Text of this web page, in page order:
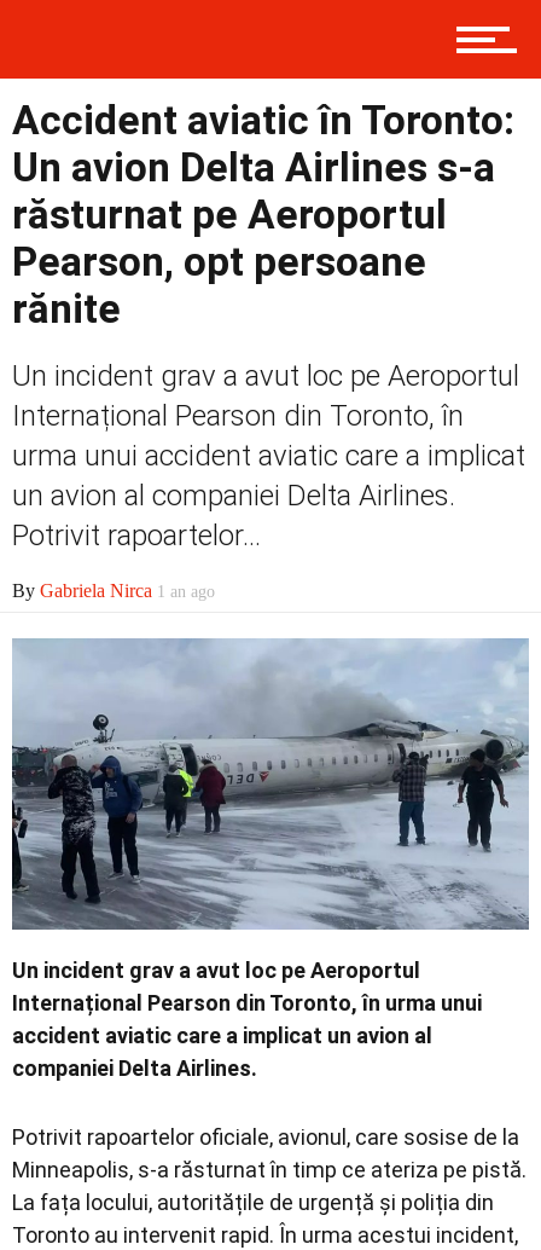
Prima
Social
Accident aviatic în Toronto:
Un avion Delta Airlines s-a
răsturnat pe Aeroportul
Pearson, opt persoane
rănite
Un incident grav a avut loc pe Aeroportul
Internațional Pearson din Toronto, în
urma unui accident aviatic care a implicat
un avion al companiei Delta Airlines.
Potrivit rapoartelor...
By Gabriela Nirca 1 an ago
Un incident grav a avut loc pe Aeroportul
Internațional Pearson din Toronto, în urma unui
accident aviatic care a implicat un avion al
companiei Delta Airlines.
Potrivit rapoartelor oficiale, avionul, care sosise de la
Minneapolis, s-a răsturnat în timp ce ateriza pe pistă.
La fața locului, autoritățile de urgență și poliția din
Toronto au intervenit rapid. În urma acestui incident,